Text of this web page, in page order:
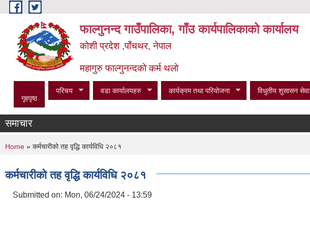
Skip to main content
फाल्गुनन्द गाउँपालिका, गाँउ कार्यपालिकाको कार्यालय
कोशी प्रदेश ,पाँचथर, नेपाल
महागुरु फाल्गुनन्दको कर्म थलो
गृहपृष्ठ
परिचय वडा कार्यालयहरु कार्यक्रम तथा परियोजना विधुतीय शुसासन सेवा
समाचार
You are here
Home » कर्मचारीको तह वृद्धि कार्यविधि २०८१
कर्मचारीको तह वृद्धि कार्यविधि २०८१
Submitted on: Mon, 06/24/2024 - 13:59